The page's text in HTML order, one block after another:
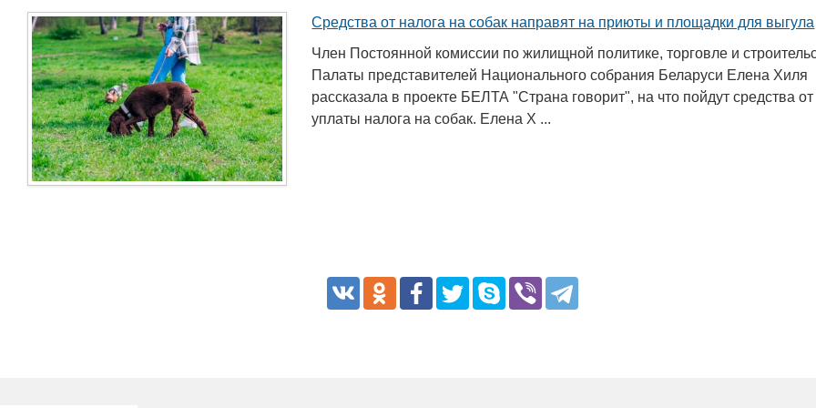
Средства от налога на собак направят на приюты и площадки для выгула
Член Постоянной комиссии по жилищной политике, торговле и
Палаты представителей Национального собрания Беларуси Елена Хиля
рассказала в проекте БЕЛТА "Страна говорит", на что пойдут средства от
уплаты налога на собак. Елена Х ...